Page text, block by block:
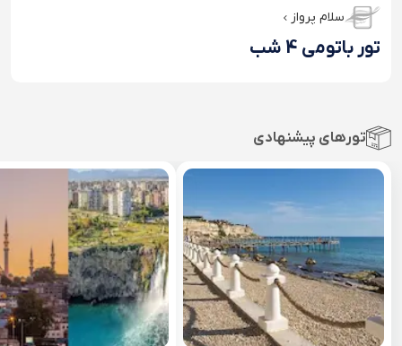
سلام پرواز
تور باتومی 4 شب
تورهای پیشنهادی